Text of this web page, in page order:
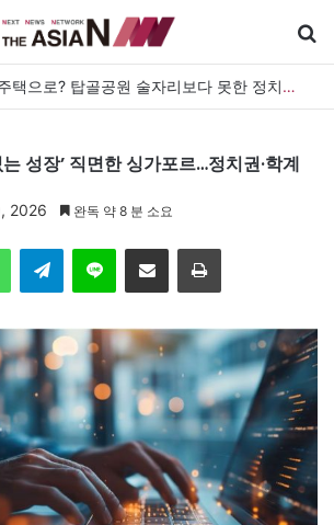
폐버스를 청년주택으로? 탑골공원 술자리보다 못한 정치의 상상력
성장’ 직면한 싱가포르…정치권·학계
2026 완독 약 8 분 소요
WhatsAppTelegramLine 이메일 인쇄